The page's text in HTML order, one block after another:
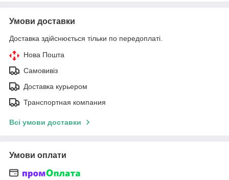
Умови доставки
Доставка здійснюється тільки по передоплаті.
Нова Пошта
Самовивіз
Доставка курьером
Транспортная компания
Всі умови доставки
Умови оплати